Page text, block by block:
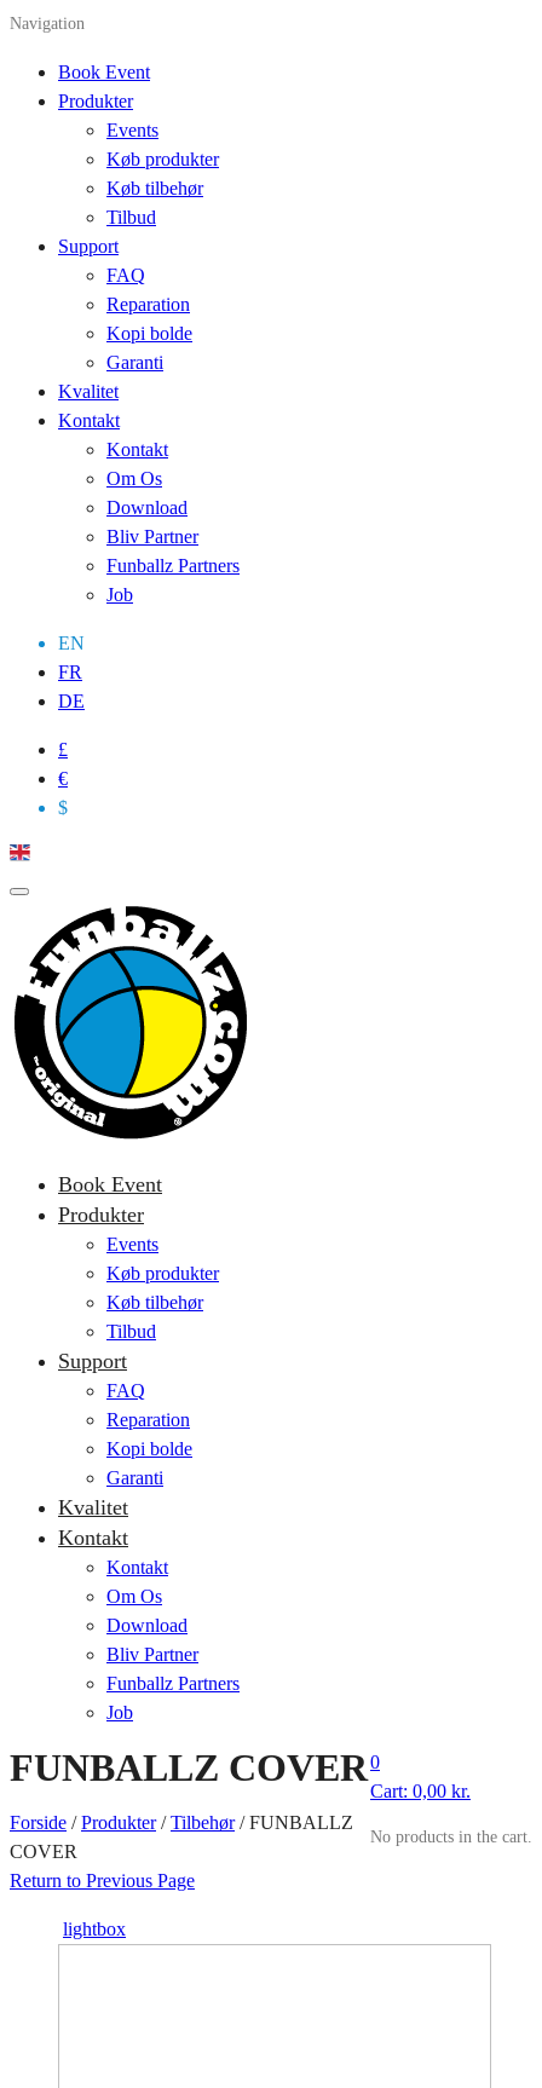
Navigation
Book Event
Produkter
Events
Køb produkter
Køb tilbehør
Tilbud
Support
FAQ
Reparation
Kopi bolde
Garanti
Kvalitet
Kontakt
Kontakt
Om Os
Download
Bliv Partner
Funballz Partners
Job
EN
FR
DE
£
€
$
Book Event
Produkter
Events
Køb produkter
Køb tilbehør
Tilbud
Support
FAQ
Reparation
Kopi bolde
Garanti
Kvalitet
Kontakt
Kontakt
Om Os
Download
Bliv Partner
Funballz Partners
Job
0
Cart: 0,00 kr.
No products in the cart.
FUNBALLZ COVER
Forside / Produkter / Tilbehør /FUNBALLZ
COVER
Return to Previous Page
lightbox